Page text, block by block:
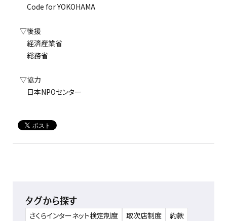
Code for YOKOHAMA
▽後援
経済産業省
総務省
▽協力
日本NPOセンター
タグから探す
さくらインターネット検定制度 取次店制度
約款